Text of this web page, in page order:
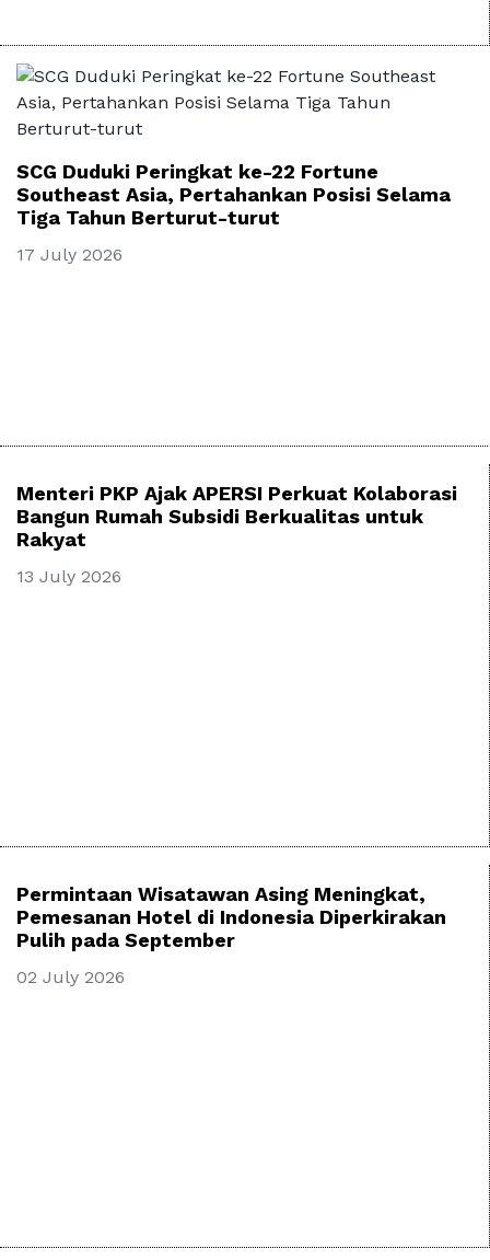
SCG Duduki Peringkat ke-22 Fortune
Southeast Asia, Pertahankan Posisi Selama
Tiga Tahun Berturut-turut
17 July 2026
Menteri PKP Ajak APERSI Perkuat Kolaborasi
Bangun Rumah Subsidi Berkualitas untuk
Rakyat
13 July 2026
Permintaan Wisatawan Asing Meningkat,
Pemesanan Hotel di Indonesia Diperkirakan
Pulih pada September
02 July 2026